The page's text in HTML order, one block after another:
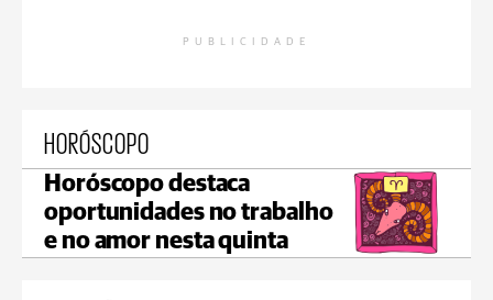
PUBLICIDADE
HORÓSCOPO
Horóscopo destaca
oportunidades no trabalho
e no amor nesta quinta